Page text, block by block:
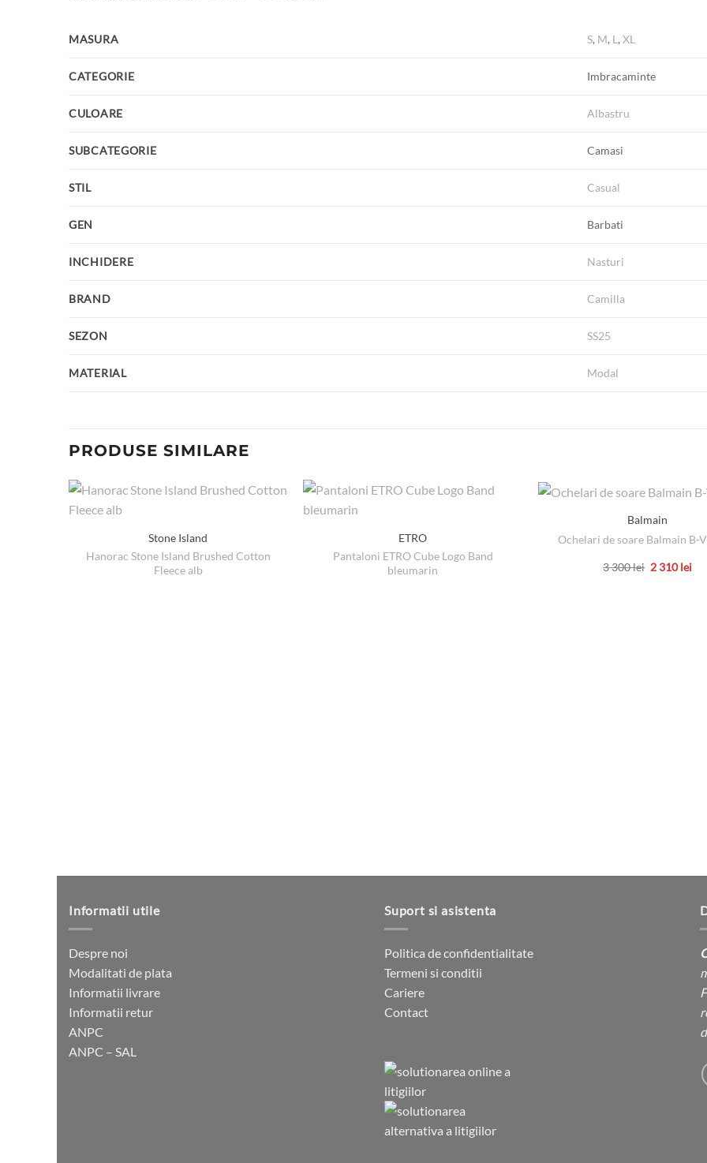
MASURA S, M, L ,XL
CATEGORIE Imbracaminte
CULOARE Albastru
SUBCATEGORIE Camasi
STIL Casual
GEN Barbati
INCHIDERE Nasturi
BRAND Camilla
SEZON SS25
MATERIAL Modal
PRODUSE SIMILARE
Stone Island
Hanorac Stone Island Brushed Cotton
Fleece alb
ETRO
Pantaloni ETRO Cube Logo Band
bleumarin
Balmain
Ochelari de soare Balmain B-
3 300lei Prețul
2 310lei
Informatii utile
Despre noi
Modalitati de plata
Informatii livrare
Informatii retur
ANPC
ANPC – SAL
Suport si asistenta
Politica de confidentialitate
Termeni si conditii
Cariere
Contact